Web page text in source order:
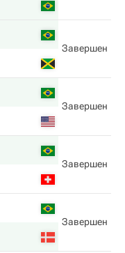
Завершен
Завершен
Завершен
Завершен